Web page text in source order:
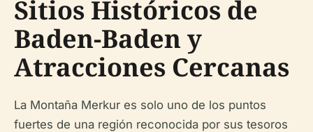
Sitios Históricos de
Baden-Baden y
Atracciones Cercanas
La Montaña Merkur es solo uno de los puntos
fuertes de una región reconocida por sus tesoros